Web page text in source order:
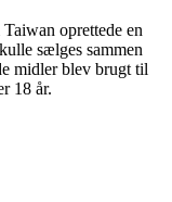
oprettede en
sælges sammen
midler blev brugt til
18 år.